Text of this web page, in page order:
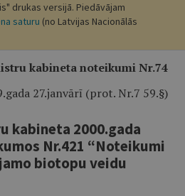
drukas versijā. Piedāvājam
saturu (no Latvijas Nacionālās
kabineta noteikumi Nr.74
27.janvārī (prot. Nr.7 59.§)
kabineta 2000.gada
Nr.421 “Noteikumi
biotopu veidu